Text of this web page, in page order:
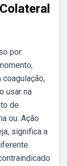
por
usar na
de
ou. Ação
significa a